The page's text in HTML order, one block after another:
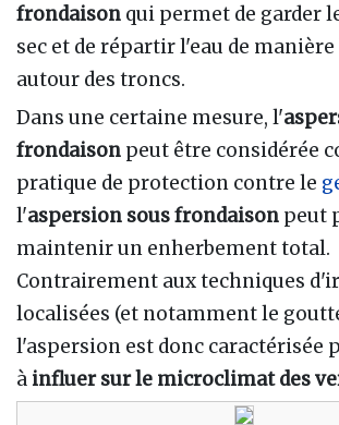
frondaison qui permet de garder
sec et de répartir l'eau de
autour des troncs.
Dans une certaine mesure, l'
frondaison peut être considérée
pratique de protection contre le
l'aspersion sous frondaison peut
maintenir un enherbement total.
Contrairement aux techniques
localisées (et notamment le
l'aspersion est donc caractérisée
à influer sur le microclimat des